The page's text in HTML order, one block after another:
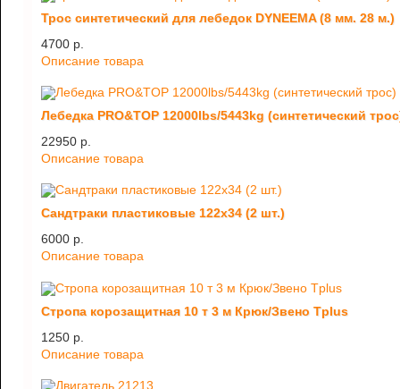
Трос синтетический для лебедок DYNEEMA (8 мм. 28 м.)
4700 p.
Описание товара
Лебедка PRO&TOP 12000lbs/5443kg (синтетический
22950 p.
Описание товара
Сандтраки пластиковые 122х34 (2 шт.)
6000 p.
Описание товара
Стропа корозащитная 10 т 3 м Крюк/Звено Tplus
1250 p.
Описание товара